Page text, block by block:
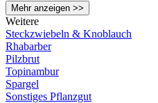
Mehr anzeigen >>
Weitere
Steckzwiebeln & Knoblauch
Rhabarber
Pilzbrut
Topinambur
Spargel
Sonstiges Pflanzgut